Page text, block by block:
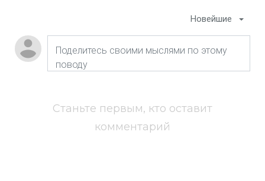
Новейшие
Станьте первым, кто оставит
комментарий